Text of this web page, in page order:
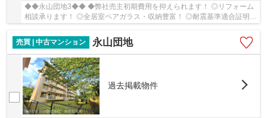
◆◆永山団地3◆◆ ◆弊社売主初期費用を抑えられます！ ◎リフォーム
相談承ります！ ◎全居室ペアガラス・収納豊富！ ◎耐震基準適合証明書
売買 | 中古マンション
永山団地
過去掲載物件